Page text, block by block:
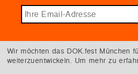
Wir möchten das DOK.fest München
weiterzuentwickeln. Um mehr zu